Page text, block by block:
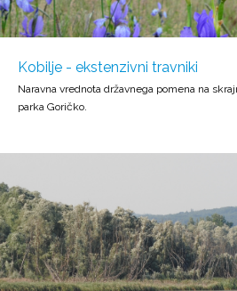
Kobilje - ekstenzivni travniki
Naravna vrednota državnega pomena na
parka Goričko.